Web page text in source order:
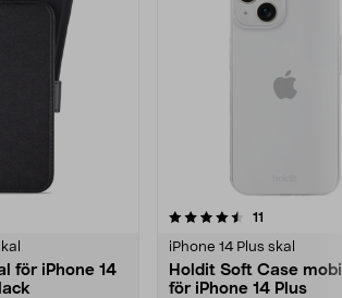
för iPhone 14
11
iPhone 14 Plus skal
Holdit Soft Case
för iPhone 14 Plus
3.5 av 5 stjärnor